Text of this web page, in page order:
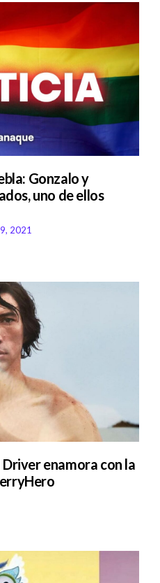
Gonzalo y
uno de ellos
2021
enamora con la